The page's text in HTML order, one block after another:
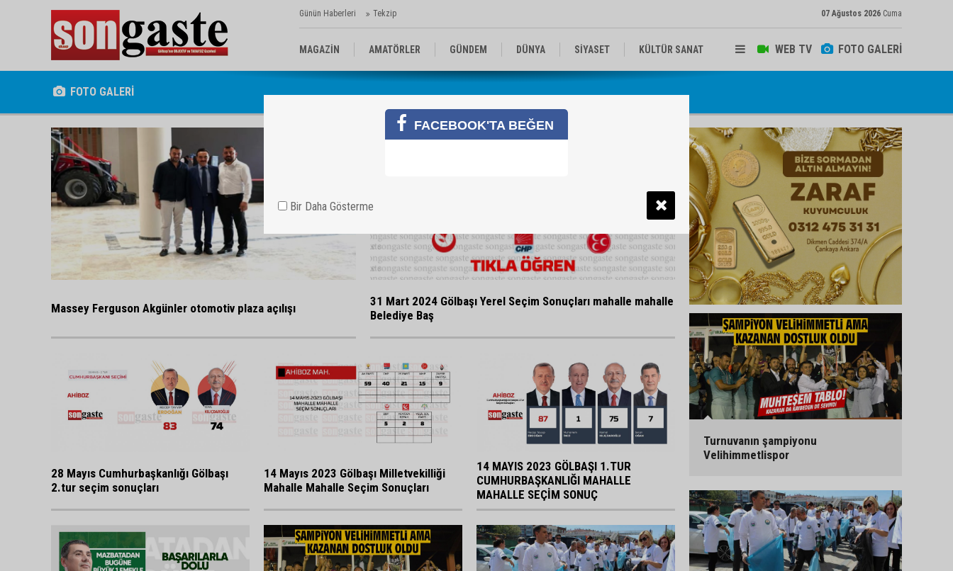
Günün Haberleri Tekzip 07 Ağustos 2026 Cuma
WEB TV FOTO GALERİ
MAGAZİN AMATÖRLER GÜNDEM DÜNYA SİYASET KÜLTÜR SANAT
FOTO GALERİ
Massey Ferguson Akgünler otomotiv plaza açılışı
31 Mart 2024 Gölbaşı Yerel Seçim Sonuçları mahalle mahalle
Belediye Baş
28 Mayıs Cumhurbaşkanlığı Gölbaşı
2.tur seçim sonuçları
14 Mayıs 2023 Gölbaşı Milletvekilliği
Mahalle Mahalle Seçim Sonuçları
14 MAYIS 2023 GÖLBAŞI 1.TUR
CUMHURBAŞKANLIĞI MAHALLE
MAHALLE SEÇİM SONUÇ
Turnuvanın şampiyonu
Velihimmetlispor
FACEBOOK'TA BEĞEN
Bir Daha Gösterme